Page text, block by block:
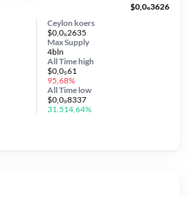
$0,0₆3626
Ceylon koers
$0,0₆2635
Max Supply
4bln
All Timehigh
$0,0₅61
95,68%
All Time low
$0,0₉8337
31.514,64%